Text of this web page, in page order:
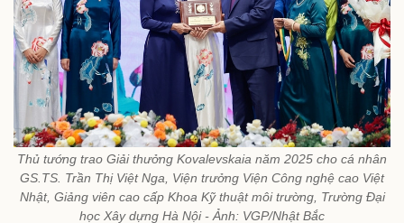
Thủ tướng trao Giải thưởng Kovalevskaia năm 2025 cho cá nhân
GS.TS. Trần Thị Việt Nga, Viện trưởng Viện Công nghệ cao Việt
Nhật, Giảng viên cao cấp Khoa Kỹ thuật môi trường, Trường Đại
học Xây dựng Hà Nội - Ảnh: VGP/Nhật Bắc